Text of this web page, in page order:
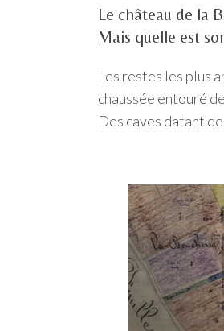
Le château de la
Mais quelle est
Les restes les plus
chaussée entouré
Des caves datant